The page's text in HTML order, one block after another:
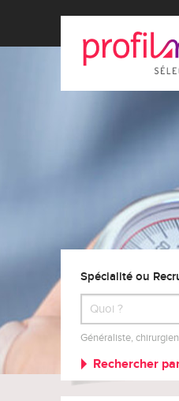
Spécialité ou
Généraliste,
Rechercher